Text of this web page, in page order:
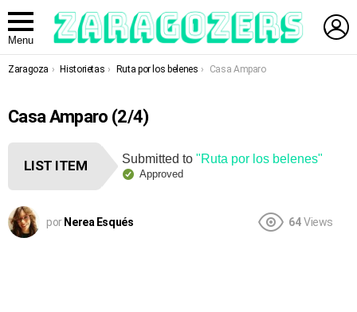
Menu
You are here:
Zaragoza Historietas Ruta por los belenes Casa Amparo
Casa Amparo (2/4)
LIST ITEM Submitted to"Ruta por los belenes"
Approved
por Nerea Esqués 64 Views